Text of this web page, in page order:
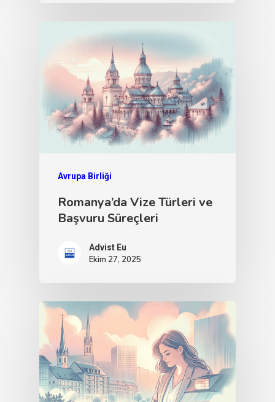
Avrupa Birliği
Romanya’da Vize Türleri ve
Başvuru Süreçleri
Advist Eu
Ekim 27, 2025